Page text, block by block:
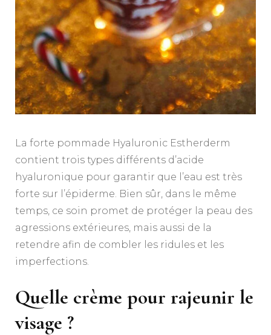
La forte pommade Hyaluronic Estherderm
contient trois types différents d’acide
hyaluronique pour garantir que l’eau est très
forte sur l’épiderme. Bien sûr, dans le même
temps, ce soin promet de protéger la peau des
agressions extérieures, mais aussi de la
retendre afin de combler les ridules et les
imperfections.
Quelle crème pour rajeunir le
visage ?